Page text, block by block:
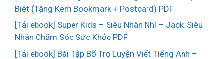
Biệt (Tặng Kèm Bookmark + Postcard) PDF
[Tải ebook] Super Kids – Siêu Nhân Nhí – Jack, Siêu
Nhân Chăm Sóc Sức Khỏe PDF
[Tải ebook] Bài Tập Bổ Trợ Luyện Viết Tiếng Anh –